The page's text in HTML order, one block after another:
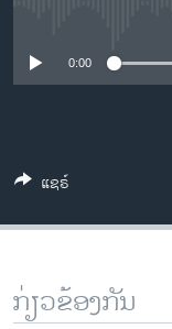
ເອເຊຍ
ຊຸມຊົນຊາວລາວ
ວິທະຍາສາດ-ເທັກໂນ
ພາສາອັງກິດ
0:00
ແຊຣ໌
ກ່ຽວຂ້ອງກັນ